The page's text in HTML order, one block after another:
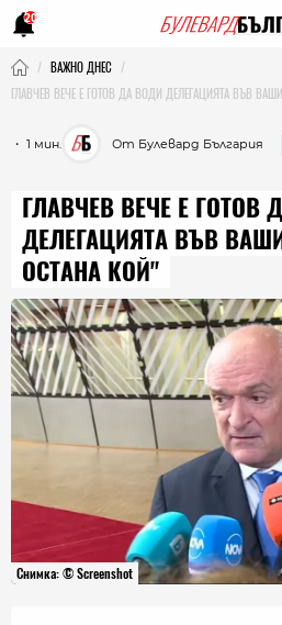
20
ВАЖНО ДНЕС
ГЛАВЧЕВ ВЕЧЕ Е ГОТОВ ДА ВОДИ ДЕЛЕГАЦИЯТА ВЪВ
・ 1 мин. От Булевард България
ГЛАВЧЕВ ВЕЧЕ Е ГОТОВ
ДЕЛЕГАЦИЯТА ВЪВ
ОСТАНА КОЙ"
Снимка: © Screenshot